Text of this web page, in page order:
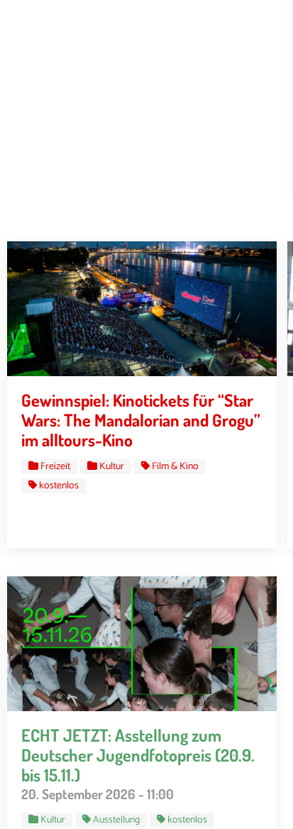
Gewinnspiel: Kinotickets für “Star
Wars: The Mandalorian and Grogu”
im alltours-Kino
Freizeit Kultur
Film & Kino
kostenlos
ECHT JETZT: Asstellung zum
Deutscher Jugendfotopreis (20.9.
bis 15.11.)
20. September 2026 - 11:00
Kultur Ausstellung
kostenlos